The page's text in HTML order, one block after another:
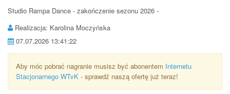
Studio Rampa Dance - zakończenie sezonu 2026 -
Realizacja: Karolina Moczyńska
07.07.2026 13:41:22
Aby móc pobrać nagranie musisz być abonentem Internetu
Stacjonarnego WTvK - sprawdź naszą ofertę już teraz!